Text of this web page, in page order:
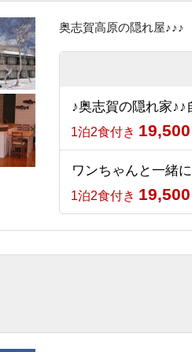
【1泊2食付き】大
ントサウナ90分＆
【グリーンシーズ
（1泊2食付き）
【グリーンシーズ
（食事なし）
奥志賀高原の隠れ屋♪♪♪
♪奥志賀の隠れ家
1泊2食付き
ワンちゃんと一緒
1泊2食付き